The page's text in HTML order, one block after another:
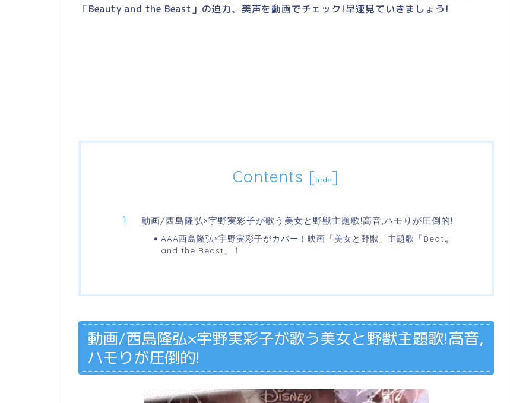
「Beauty and the Beast」の迫力、美声を動画でチェック!早速見ていきましょう!
Contents [hide]
動画/西島隆弘×宇野実彩子が歌う美女と野獣主題歌!高音,ハモりが圧倒的!
AAA西島隆弘×宇野実彩子がカバー！映画「美女と野獣」主題歌「Beaty
and the Beast」！
動画/西島隆弘×宇野実彩子が歌う美女と野獣主題歌!高音,
ハモりが圧倒的!